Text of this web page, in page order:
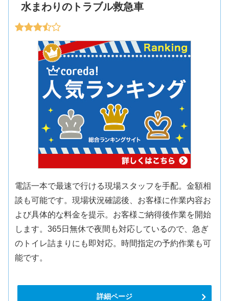
水まわりのトラブル救急車
電話一本で最速で行ける現場スタッフを手配。金額相
談も可能です。現場状況確認後、お客様に作業内容お
よび具体的な料金を提示。お客様ご納得後作業を開始
します。365日無休で夜間も対応しているので、急ぎ
のトイレ詰まりにも即対応。時間指定の予約作業も可
能です。
詳細ページ